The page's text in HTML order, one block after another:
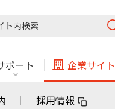
ポート 企業サイト
治体向けサービス
採用情報